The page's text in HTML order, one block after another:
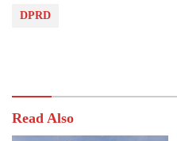
DPRD
Read Also